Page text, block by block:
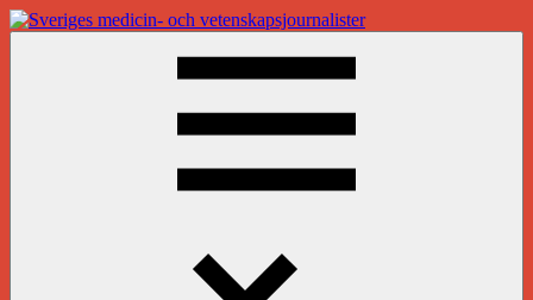
Hoppa
till